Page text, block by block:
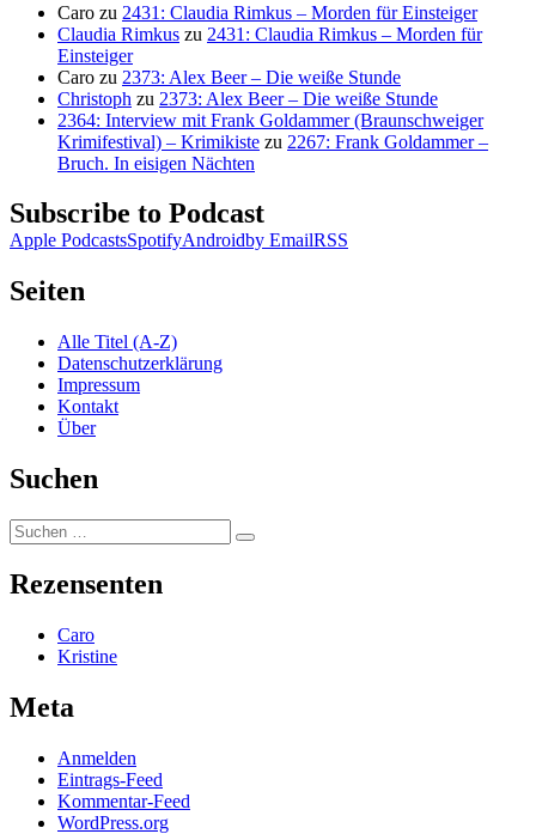
Caro zu 2431: Claudia Rimkus – Morden für Einsteiger
Claudia Rimkus zu 2431: Claudia Rimkus – Morden für
Einsteiger
Caro zu 2373: Alex Beer – Die weiße Stunde
Christoph zu 2373: Alex Beer – Die weiße Stunde
2364: Interview mit Frank Goldammer (Braunschweiger
Krimifestival) – Krimikiste zu 2267: Frank Goldammer –
Bruch. In eisigen Nächten
Subscribe to Podcast
Apple PodcastsSpotifyAndroidby EmailRSS
Seiten
Alle Titel (A-Z)
Datenschutzerklärung
Impressum
Kontakt
Über
Suchen
Suchen
nach:
Suchen
Rezensenten
Caro
Kristine
Meta
Anmelden
Eintrags-Feed
Kommentar-Feed
WordPress.org